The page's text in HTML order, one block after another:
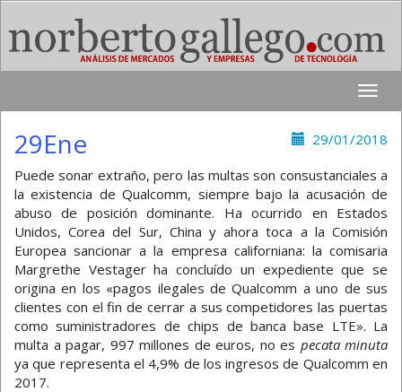
Toggle
29/01/2018
29Ene
Puede sonar extraño, pero las multas son consustanciales a
la existencia de Qualcomm, siempre bajo la acusación de
abuso de posición dominante. Ha ocurrido en Estados
Unidos, Corea del Sur, China y ahora toca a la Comisión
Europea sancionar a la empresa californiana: la comisaria
Margrethe Vestager ha concluído un expediente que se
origina en los «pagos ilegales de Qualcomm a uno de sus
clientes con el fin de cerrar a sus competidores las puertas
como suministradores de chips de banca base LTE». La
multa a pagar, 997 millones de euros, no es pecata minuta
ya que representa el 4,9% de los ingresos de Qualcomm en
2017.